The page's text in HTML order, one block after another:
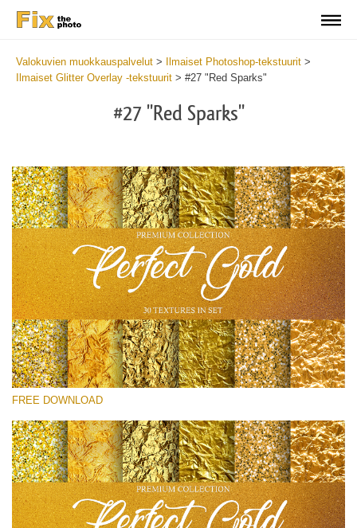
Valokuvien muokkauspalvelut > Ilmaiset Photoshop-tekstuurit >
Ilmaiset Glitter Overlay -tekstuurit > #27 "Red Sparks"
#27 "Red Sparks"
Please select
Small 800*533px
Perfect Gold
(30 Textures)
Large 6000*4000px
FREE DOWNLOAD